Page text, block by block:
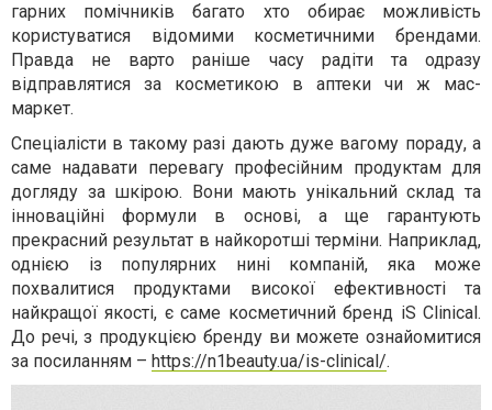
гарних помічників багато хто обирає можливість
користуватися відомими косметичними брендами.
Правда не варто раніше часу радіти та одразу
відправлятися за косметикою в аптеки чи ж мас-
маркет.
Спеціалісти в такому разі дають дуже вагому пораду, а
саме надавати перевагу професійним продуктам для
догляду за шкірою. Вони мають унікальний склад та
інноваційні формули в основі, а ще гарантують
прекрасний результат в найкоротші терміни. Наприклад,
однією із популярних нині компаній, яка може
похвалитися продуктами високої ефективності та
найкращої якості, є саме косметичний бренд iS Clinical.
До речі, з продукцією бренду ви можете ознайомитися
за посиланням – https://n1beauty.ua/is-clinical/.